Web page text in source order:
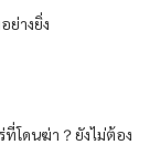
ย่างยิ่ง
ที่โดนฆ่า？ยังไม่ต้อง